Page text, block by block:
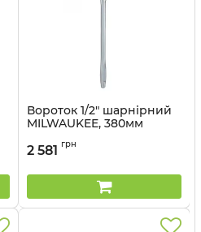
Вороток 1/2" шарнірний
MILWAUKEE, 380мм
2 581 грн